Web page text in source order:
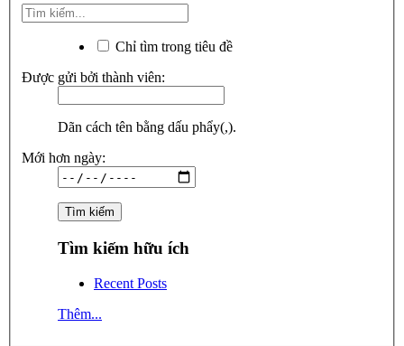
Chỉ tìm trong tiêu đề
Được gửi bởi thành viên:
Dãn cách tên bằng dấu phẩy(,).
Mới hơn ngày:
Tìm kiếm hữu ích
Recent Posts
Thêm...